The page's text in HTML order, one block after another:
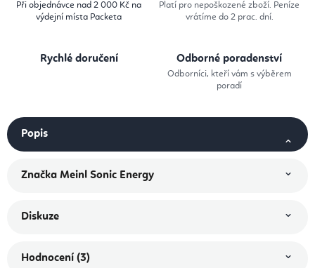
Při objednávce nad 2 000 Kč na
výdejní místa Packeta
Platí pro nepoškozené zboží. Peníze
vrátíme do 2 prac. dní.
Rychlé doručení Odborné poradenství
Odborníci, kteří vám s výběrem
poradí
Popis
Značka Meinl Sonic Energy
Diskuze
Hodnocení (3)